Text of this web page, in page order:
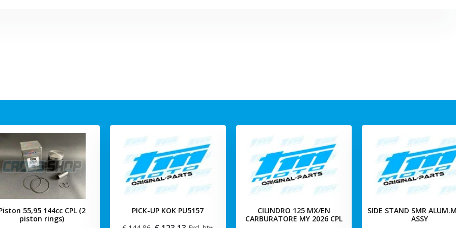
55,95 144cc CPL (2
piston rings)
PICK-UP KOK PU5157
CILINDRO 125 MX/EN
CARBURATORE MY 2026 CPL
SIDE STAND SMR
ASSY